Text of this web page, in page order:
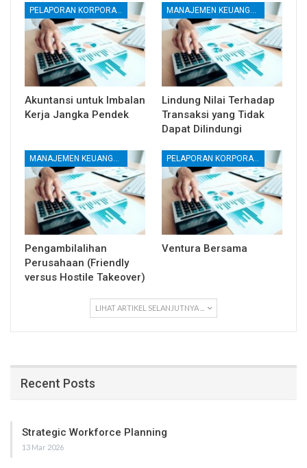
PELAPORAN KORPORATE
Akuntansi untuk Imbalan
Kerja Jangka Pendek
MANAJEMEN KEUANGAN
Lindung Nilai Terhadap
Transaksi yang Tidak
Dapat Dilindungi
MANAJEMEN KEUANGAN
Pengambilalihan
Perusahaan (Friendly
versus Hostile Takeover)
PELAPORAN KORPORATE
Ventura Bersama
LIHAT ARTIKEL SELANJUTNYA ...
Recent Posts
Strategic Workforce Planning
13 Mar 2026